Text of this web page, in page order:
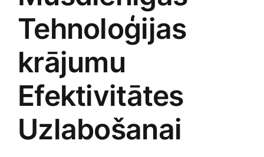
Tehnoloģijas
krājumu
Efektivitātes
Uzlabošanai